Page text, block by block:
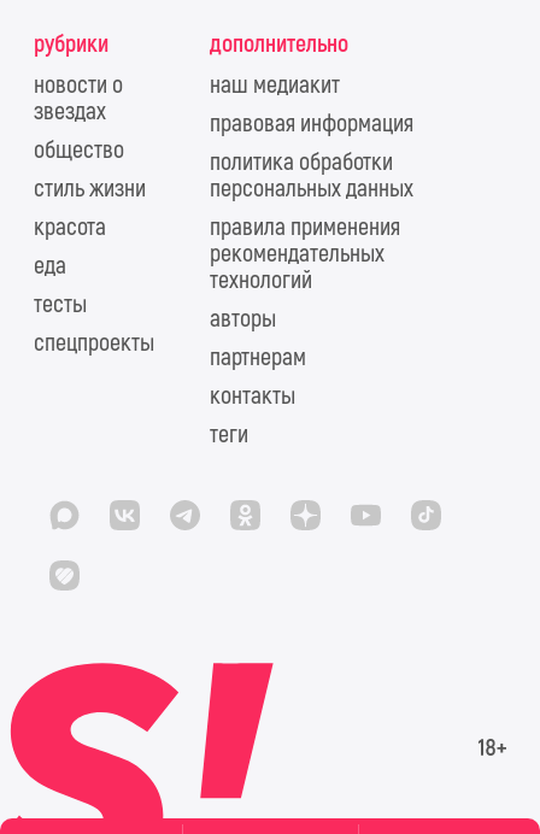
рубрики
новости о
звездах
общество
стиль жизни
красота
еда
тесты
спецпроекты
дополнительно
наш медиакит
правовая информация
политика обработки
персональных данных
правила применения
рекомендательных
технологий
авторы
партнерам
контакты
теги